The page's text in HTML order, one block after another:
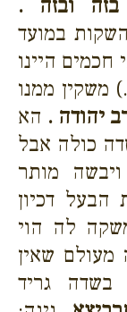
בזה ובזה .
במועד
היינו
משקין ממנו
יהודה . הא
כולה אבל
מותר
דכיון
לה הוי
מעולם שאין
בשדה גריד